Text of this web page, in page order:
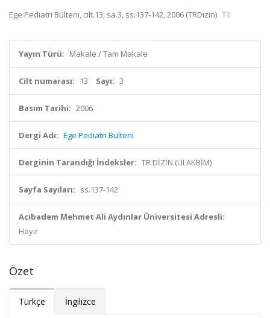
Ege Pediatri Bülteni, cilt.13, sa.3, ss.137-142, 2006 (TRDizin)
Yayın Türü: Makale / Tam Makale
Cilt numarası: 13 Sayı: 3
Basım Tarihi: 2006
Dergi Adı: Ege Pediatri Bülteni
Derginin Tarandığı İndeksler: TR DİZİN (ULAKBİM)
Sayfa Sayıları: ss.137-142
Acıbadem Mehmet Ali Aydınlar Üniversitesi Adresli:
Hayır
Özet
Türkçe İngilizce